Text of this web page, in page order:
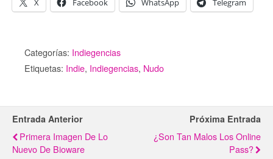
Categorías: Indiegencias
Etiquetas: Indie, Indiegencias, Nudo
Entrada Anterior
Primera Imagen De Lo
Nuevo De Bioware
Próxima Entrada
¿Son Tan Malos Los Online
Pass?